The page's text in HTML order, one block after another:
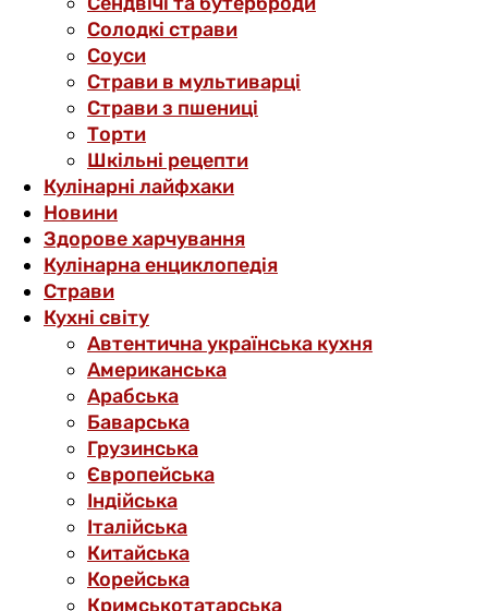
Солодкі страви
Соуси
Страви в мультиварці
Страви з пшениці
Торти
Шкільні рецепти
Кулінарні лайфхаки
Новини
Здорове харчування
Кулінарна енциклопедія
Страви
Кухні світу
Автентична українська кухня
Американська
Арабська
Баварська
Грузинська
Європейська
Індійська
Італійська
Китайська
Корейська
Кримськотатарська